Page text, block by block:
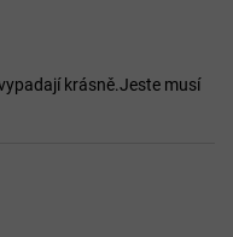
krásně.Jeste musí